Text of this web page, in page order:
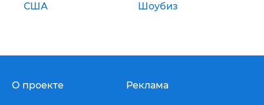
США Шоубиз
О проекте Реклама